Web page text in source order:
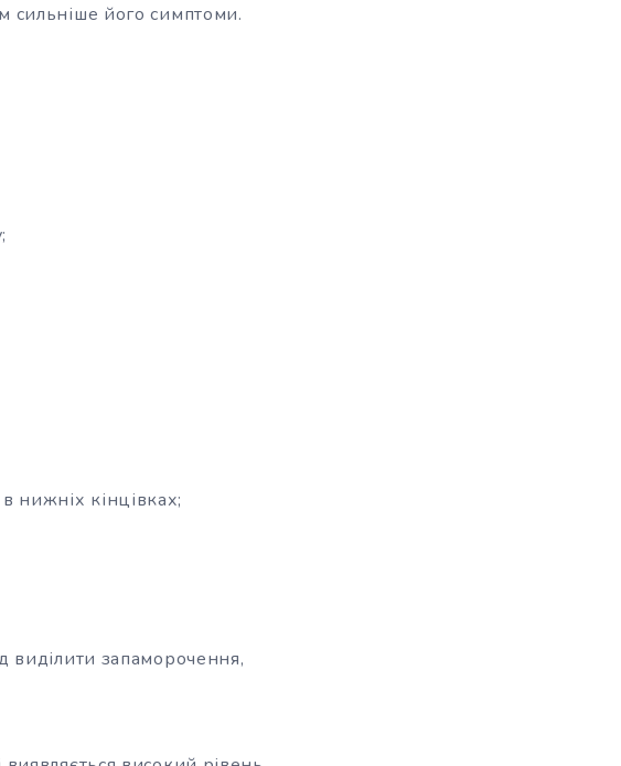
сильніше його симптоми.
нижніх кінцівках;
виділити запаморочення,